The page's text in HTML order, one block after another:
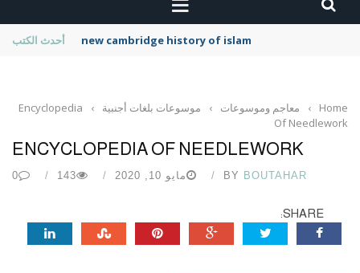
أحدث الكتب new cambridge history of islam
Home
› معاجم وموسوعات › موسوعات بلغات أجنبية ›
Encyclopedia
Of Needlework
ENCYCLOPEDIA OF NEEDLEWORK
BY BOUTAHAR مايو 10, 2020 143
0
SHARE: